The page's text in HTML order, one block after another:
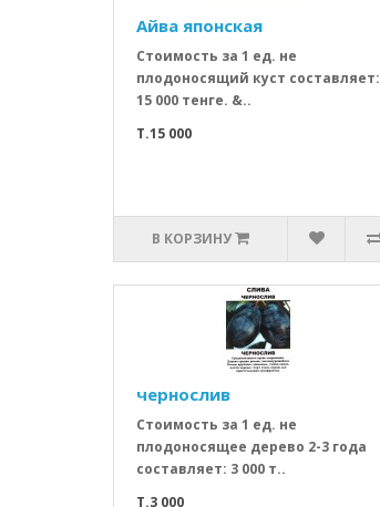
Айва японская
Стоимость за 1 ед. не
плодоносящий куст составляет:
15 000 тенге. &..
T.15 000
В КОРЗИНУ
чернослив
Стоимость за 1 ед. не
плодоносящее дерево 2-3 года
составляет: 3 000 т..
T.3 000